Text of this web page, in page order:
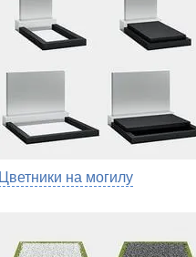
Цветники на могилу